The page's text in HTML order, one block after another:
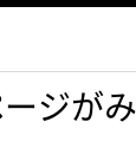
ジが